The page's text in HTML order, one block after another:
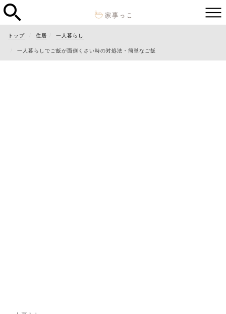
トップ 住居 一人暮らし
一人暮らしでご飯が面倒くさい時の対処法・簡単なご飯